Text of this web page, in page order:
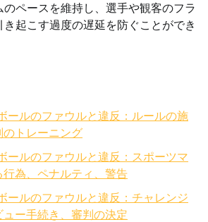
ペースを維持し、選手や観客のフラ
起こす過度の遅延を防ぐことができ
ールのファウルと違反：ルールの施
トレーニング
ールのファウルと違反：スポーツマ
行為、ペナルティ、警告
ールのファウルと違反：チャレンジ
ー手続き、審判の決定